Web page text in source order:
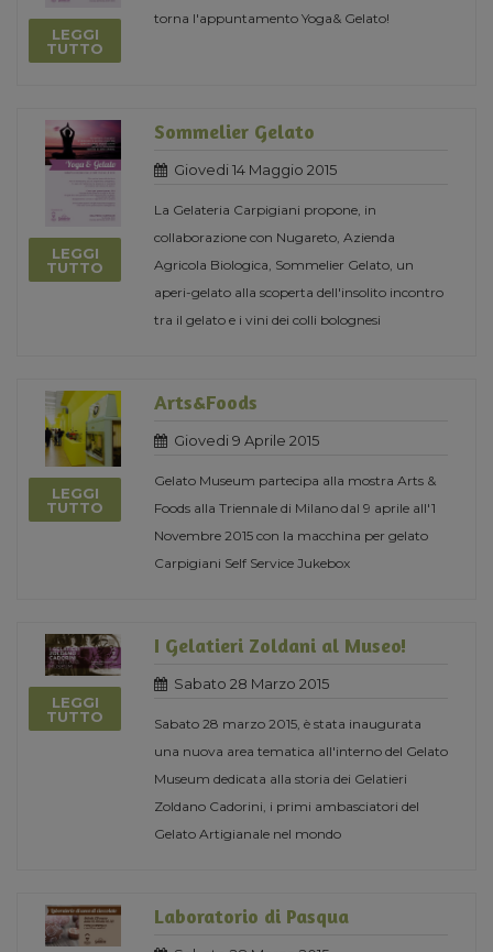
LEGGI
TUTTO
torna l'appuntamento Yoga& Gelato!
LEGGI
TUTTO
Sommelier Gelato
Giovedi 14 Maggio 2015
La Gelateria Carpigiani propone, in
collaborazione con Nugareto, Azienda
Agricola Biologica, Sommelier Gelato, un
aperi-gelato alla scoperta dell'insolito incontro
tra il gelato e i vini dei colli bolognesi
LEGGI
TUTTO
Arts&Foods
Giovedi 9 Aprile 2015
Gelato Museum partecipa alla mostra Arts &
Foods alla Triennale di Milano dal 9 aprile all'1
Novembre 2015 con la macchina per gelato
Carpigiani Self Service Jukebox
LEGGI
TUTTO
I Gelatieri Zoldani al Museo!
Sabato 28 Marzo 2015
Sabato 28 marzo 2015, è stata inaugurata
una nuova area tematica all'interno del Gelato
Museum dedicata alla storia dei Gelatieri
Zoldano Cadorini, i primi ambasciatori del
Gelato Artigianale nel mondo
Laboratorio di Pasqua